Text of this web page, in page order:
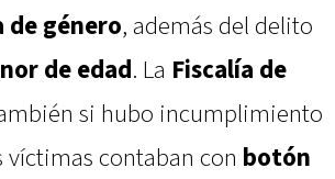
género, además del delito
de edad. La Fiscalía de
si hubo incumplimiento
contaban con botón